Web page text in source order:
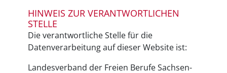
HINWEIS ZUR VERANTWORTLICHEN
STELLE
Die verantwortliche Stelle für die
Datenverarbeitung auf dieser Website ist:
Landesverband der Freien Berufe Sachsen-